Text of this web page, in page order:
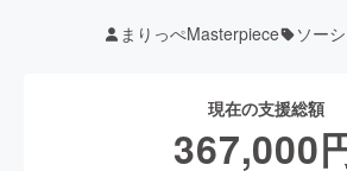
まりっぺMasterpiece ソー
現在の支援総額
367,000